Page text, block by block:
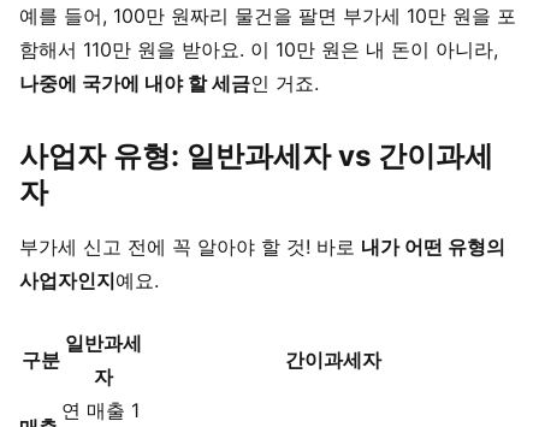
예를 들어, 100만 원짜리 물건을 팔면 부가세 10만 원을 포
함해서 110만 원을 받아요. 이 10만 원은 내 돈이 아니라,
나중에 국가에 내야 할 세금인 거죠.
사업자 유형: 일반과세자 vs 간이과세
자
부가세 신고 전에 꼭 알아야 할 것! 바로 내가 어떤 유형의
사업자인지예요.
구분
일반과세
자
간이과세자
연 매출 1